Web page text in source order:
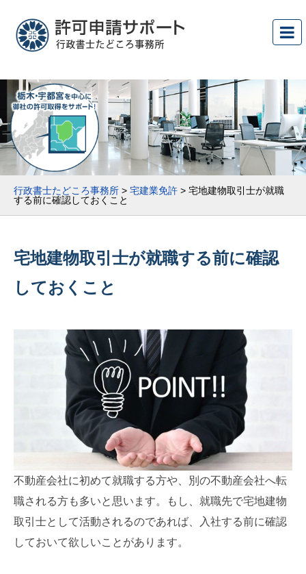
行政書士たどころ事務所 > 宅建業免許 > 宅地建物取引士が就職
する前に確認しておくこと
宅地建物取引士が就職する前に確認
しておくこと
不動産会社に初めて就職する方や、別の不動産会社へ転
職される方も多いと思います。もし、就職先で宅地建物
取引士として活動されるのであれば、入社する前に確認
しておいて欲しいことがあります。